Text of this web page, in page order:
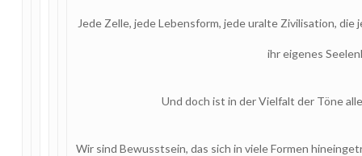
Jede Zelle, jede Lebensform, jede uralte Zivilisation,
ihr eigenes
Und doch ist in der Vielfalt der Töne
Wir sind Bewusstsein, das sich in viele Formen